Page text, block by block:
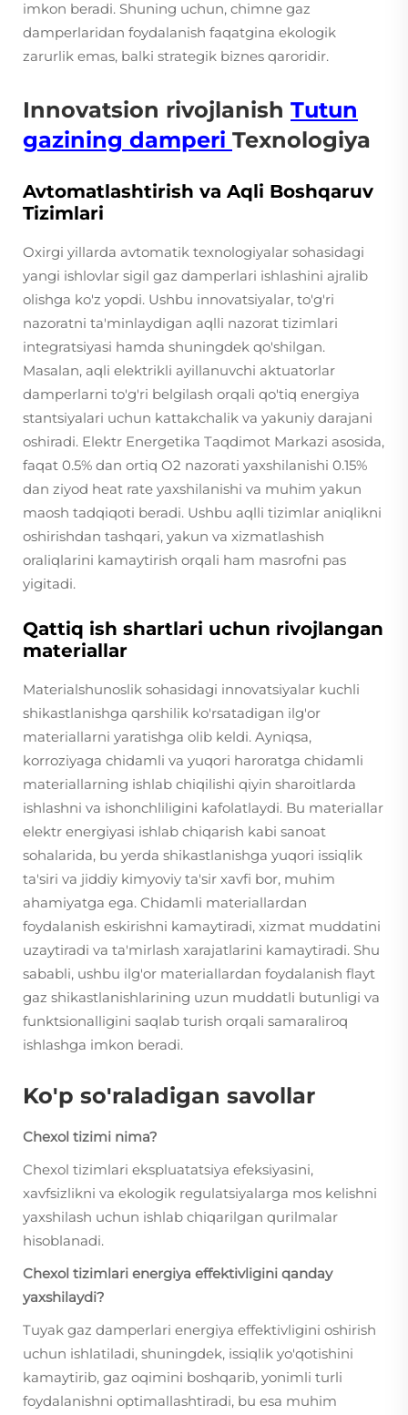
imkon beradi. Shuning uchun, chimne gaz
damperlaridan foydalanish faqatgina ekologik
zarurlik emas, balki strategik biznes qaroridir.
Innovatsion rivojlanish Tutun
gazining damperi Texnologiya
Avtomatlashtirish va Aqli Boshqaruv
Tizimlari
Oxirgi yillarda avtomatik texnologiyalar sohasidagi
yangi ishlovlar sigil gaz damperlari ishlashini ajralib
olishga ko'z yopdi. Ushbu innovatsiyalar, to'g'ri
nazoratni ta'minlaydigan aqlli nazorat tizimlari
integratsiyasi hamda shuningdek qo'shilgan.
Masalan, aqli elektrikli ayillanuvchi aktuatorlar
damperlarni to'g'ri belgilash orqali qo'tiq energiya
stantsiyalari uchun kattakchalik va yakuniy darajani
oshiradi. Elektr Energetika Taqdimot Markazi asosida,
faqat 0.5% dan ortiq O2 nazorati yaxshilanishi 0.15%
dan ziyod heat rate yaxshilanishi va muhim yakun
maosh tadqiqoti beradi. Ushbu aqlli tizimlar aniqlikni
oshirishdan tashqari, yakun va xizmatlashish
oraliqlarini kamaytirish orqali ham masrofni pas
yigitadi.
Qattiq ish shartlari uchun rivojlangan
materiallar
Materialshunoslik sohasidagi innovatsiyalar kuchli
shikastlanishga qarshilik ko'rsatadigan ilg'or
materiallarni yaratishga olib keldi. Ayniqsa,
korroziyaga chidamli va yuqori haroratga chidamli
materiallarning ishlab chiqilishi qiyin sharoitlarda
ishlashni va ishonchliligini kafolatlaydi. Bu materiallar
elektr energiyasi ishlab chiqarish kabi sanoat
sohalarida, bu yerda shikastlanishga yuqori issiqlik
ta'siri va jiddiy kimyoviy ta'sir xavfi bor, muhim
ahamiyatga ega. Chidamli materiallardan
foydalanish eskirishni kamaytiradi, xizmat muddatini
uzaytiradi va ta'mirlash xarajatlarini kamaytiradi. Shu
sababli, ushbu ilg'or materiallardan foydalanish flayt
gaz shikastlanishlarining uzun muddatli butunligi va
funktsionalligini saqlab turish orqali samaraliroq
ishlashga imkon beradi.
Ko'p so'raladigan savollar
Chexol tizimi nima?
Chexol tizimlari ekspluatatsiya efeksiyasini,
xavfsizlikni va ekologik regulatsiyalarga mos kelishni
yaxshilash uchun ishlab chiqarilgan qurilmalar
hisoblanadi.
Chexol tizimlari energiya effektivligini qanday
yaxshilaydi?
Tuyak gaz damperlari energiya effektivligini oshirish
uchun ishlatiladi, shuningdek, issiqlik yo'qotishini
kamaytirib, gaz oqimini boshqarib, yonimli turli
foydalanishni optimallashtiradi, bu esa muhim